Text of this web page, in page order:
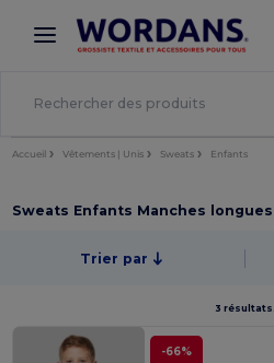
× Appli Wordans
Meilleurs prix sur l’app !
Accueil Vêtements | Unis Sweats Enfants
Sweats Enfants Manches longues
Trier par
3 résultats.
-66%